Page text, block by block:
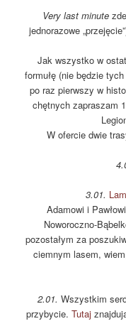
Very last minute
jednorazowe
Jak wszystko w
formułę (nie będzie
po raz pierwszy w
chętnych zapraszam
W ofercie dwie
3.01.
Adamowi i
Noworoczno-
pozostałym za
ciemnym lasem,
2.01. Wszystkim
przybycie. Tutaj